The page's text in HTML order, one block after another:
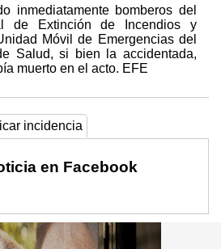
inmediatamente bomberos del
de Extinción de Incendios y
Móvil de Emergencias del
Salud, si bien la accidentada,
muerto en el acto. EFE
incidencia
en Facebook